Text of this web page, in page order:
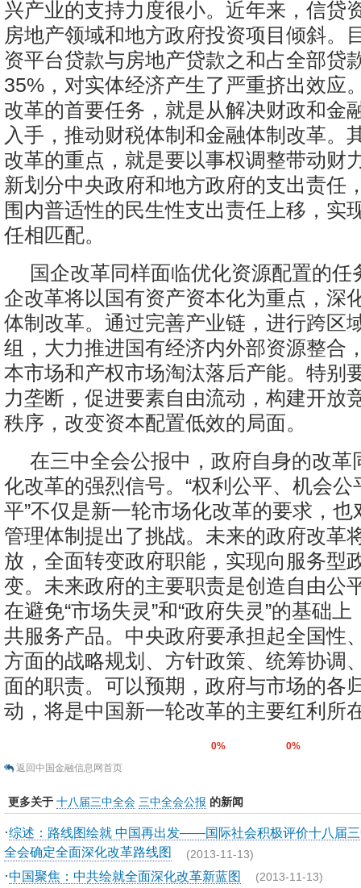
兴产业的支持力度很小。近年来，信贷
房地产领域和地方政府投资项目倾斜。
资平台贷款与房地产贷款之和占全部贷
35%，对实体经济产生了严重挤出效应
改革的首要任务，就是从解决财政和金
入手，推动财税体制和金融体制改革。
改革的重点，就是要以事权调整带动财
新划分中央政府和地方政府的支出责任
围内普适性的民生性支出责任上移，实
任相匹配。
国企改革同样面临优化资源配置的任
企改革将以国有资产资本化为重点，深
体制改革。通过完善产业链，进行跨区
组，大力推进国有经济内外部资源整合
本市场和产权市场淘汰落后产能。特别
力垄断，促进要素自由流动，构建开放
秩序，改变资本配置低效的局面。
在三中全会公报中，政府自身的改革
化改革的强烈信号。“权利公平、机会公
平”不仅是新一轮市场化改革的要求，
管理体制提出了挑战。未来的政府改革
放，全面转变政府职能，实现向服务型
变。未来政府的主要职责是创造自由公
在避免“市场失灵”和“政府失灵”的基础
共服务产品。中央政府要承担起全国性
方面的战略规划、方针政策、统筹协调
面的职责。可以预期，政府与市场的各
动，将是中国新一轮改革的主要红利所
0%
0%
返回中国金融信息网首页
更多关于 十八届三中全会 三中全会公报 的新闻
·综述：路线图绘就 中国再出发——国际社会积极评价十八届
全会确定全面深化改革路线图 (2013-11-13)
·中国聚焦：中共绘就全面深化改革新蓝图 (2013-11-13)